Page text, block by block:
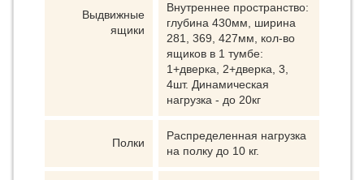
Выдвижные
ящики
Внутреннее пространство:
глубина 430мм, ширина
281, 369, 427мм, кол-во
ящиков в 1 тумбе:
1+дверка, 2+дверка, 3,
4шт. Динамическая
нагрузка - до 20кг
Полки
Распределенная нагрузка
на полку до 10 кг.